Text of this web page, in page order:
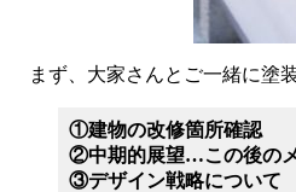
まず、大家さんとご一緒に塗
①建物の改修箇所確認
②中期的展望…この後の
③デザイン戦略について